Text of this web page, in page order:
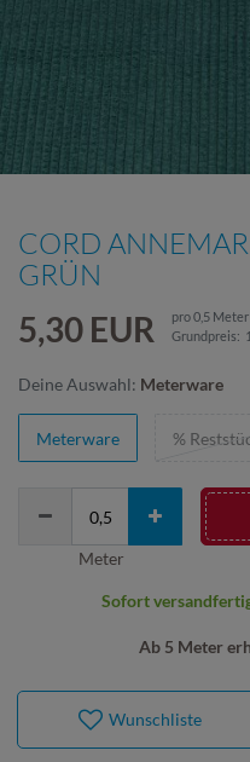
CORD
GRÜN
5,30 EUR pro0,5 Meter
Grundpreis:
Ab 5 Meter
Deine Auswahl: Meterware
Meterware %
Meter
Sofort
Wunschliste